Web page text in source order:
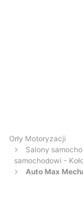
Orły Motoryzacji
Salony
samochodowi -
Auto Max